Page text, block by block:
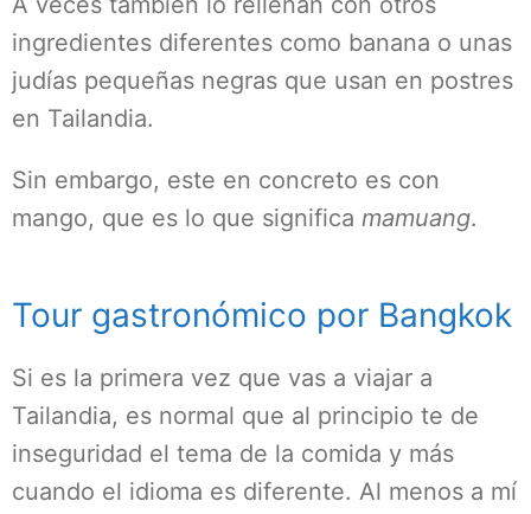
ingredientes diferentes como banana o unas
judías pequeñas negras que usan en postres
en Tailandia.
Sin embargo, este en concreto es con
mango, que es lo que significa mamuang.
Tour gastronómico por Bangkok
Si es la primera vez que vas a viajar a
Tailandia, es normal que al principio te de
inseguridad el tema de la comida y más
cuando el idioma es diferente. Al menos a mí